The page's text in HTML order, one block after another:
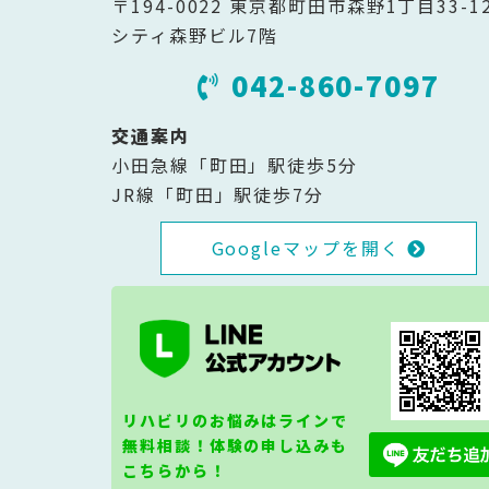
シティ森野ビル7階
042-860-7097
交通案内
小田急線「町田」駅徒歩5分
JR線「町田」駅徒歩7分
Googleマップを開く
リハビリのお悩みはラインで
無料相談！体験の申し込みも
こちらから！